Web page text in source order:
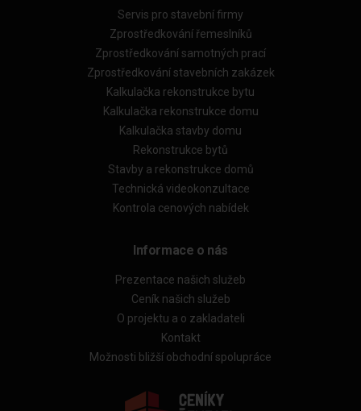
Servis pro stavební firmy
Zprostředkování řemeslníků
Zprostředkování samotných prací
Zprostředkování stavebních zakázek
Kalkulačka rekonstrukce bytu
Kalkulačka rekonstrukce domu
Kalkulačka stavby domu
Rekonstrukce bytů
Stavby a rekonstrukce domů
Technická videokonzultace
Kontrola cenových nabídek
Informace o nás
Prezentace našich služeb
Ceník našich služeb
O projektu a o zakladateli
Kontakt
Možnosti bližší obchodní spolupráce